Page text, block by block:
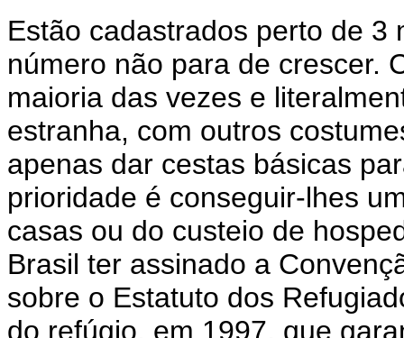
Estão cadastrados perto de 3
número não para de crescer.
maioria das vezes e
estranha, com outros
apenas dar cestas básicas
prioridade é conseguir-lhes
casas ou do custeio de
Brasil ter assinado a
sobre o Estatuto dos
do refúgio, em 1997, que